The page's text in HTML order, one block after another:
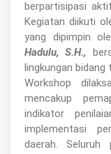
berpartisipasi
Kegiatan diikuti
yang dipimpin
Hadulu, S.H.,
lingkungan bidang
Workshop
mencakup
indikator
implementasi
daerah. Seluruh